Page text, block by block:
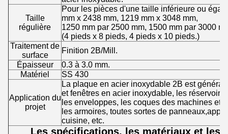
Taille
régulière
Pour les pièces d'une taille inférieure ou
mm x 2438 mm, 1219 mm x 3048 mm,
1250 mm par 2500 mm, 1500 mm par 3000
(4 pieds x 8 pieds, 4 pieds x 10 pieds.)
Traitement de
surface
Finition 2B/Mill.
Épaisseur
0.3 à 3.0 mm.
Matériel
SS 430
Application du
projet
La plaque en acier inoxydable 2B est
et fenêtres en acier inoxydable, les
les enveloppes, les coques des machines et
les armoires, toutes sortes de
cuisine, etc.
Les spécifications, les matériaux et les